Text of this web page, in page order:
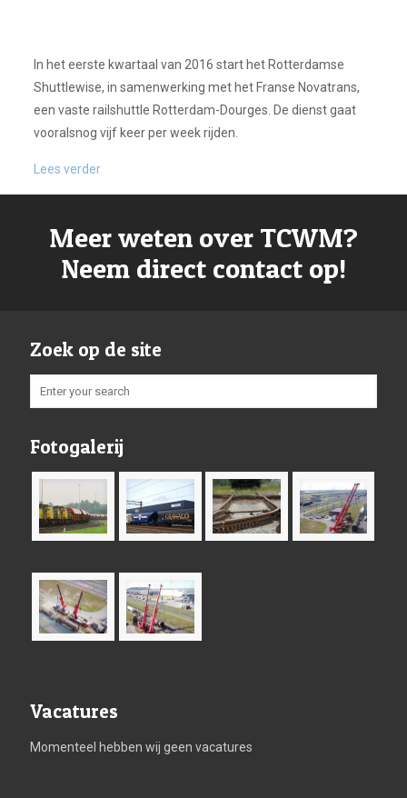
In het eerste kwartaal van 2016 start het Rotterdamse
Shuttlewise, in samenwerking met het Franse Novatrans,
een vaste railshuttle Rotterdam-Dourges. De dienst gaat
vooralsnog vijf keer per week rijden.
Lees verder
Meer weten over TCWM?
Neem direct contact op!
Zoek op de site
Fotogalerij
Vacatures
Momenteel hebben wij geen vacatures